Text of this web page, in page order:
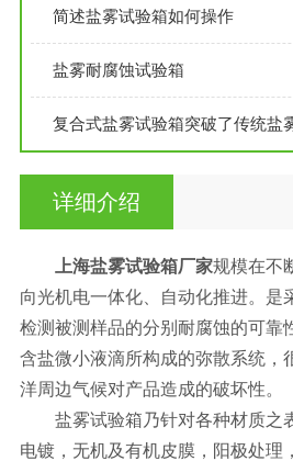
简述盐雾试验箱如何操作
盐雾耐腐蚀试验箱
复合式盐雾试验箱突破了传统盐
详细介绍
上海盐雾试验箱厂家规模在不
向光机电一体化、自动化推进。是
检测被测样品的分别耐腐蚀的可靠
含盐微小液滴所构成的弥散系统，
洋周边气候对产品造成的破坏性。
盐雾试验箱乃针对各种材质之表
电镀，无机及有机皮膜，阳极处理